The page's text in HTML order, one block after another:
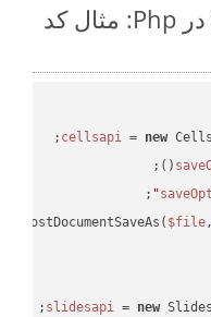
نحوه تبدیل XLSX to PPS در Php: مثال کد
= new
;
$file
= new